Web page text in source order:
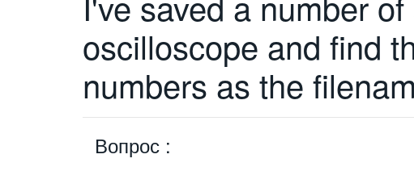
oscilloscope and find
numbers as the
Вопрос :